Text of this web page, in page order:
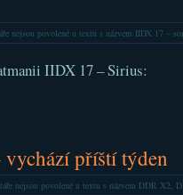
nejsou povolenéu textu s názvem IIDX 17 –
IIDX 17 – Sirius:
příští týden
nejsou povolenéu textu s názvem DDR X2,